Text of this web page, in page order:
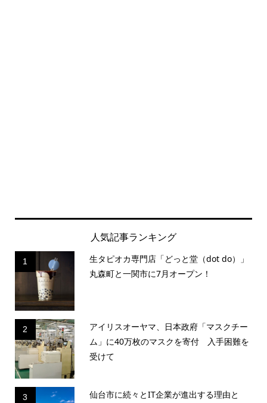
人気記事ランキング
1
生タピオカ専門店「どっと堂（dot do）」
丸森町と一関市に7月オープン！
2
アイリスオーヤマ、日本政府「マスクチー
ム」に40万枚のマスクを寄付 入手困難を
受けて
3
仙台市に続々とIT企業が進出する理由と